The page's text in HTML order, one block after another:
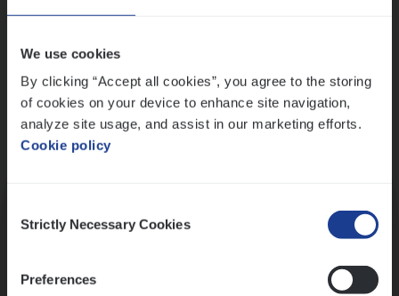
We use cookies
By clicking “Accept all cookies”, you agree to the storing
of cookies on your device to enhance site navigation,
analyze site usage, and assist in our marketing efforts.
Cookie policy
Selection
Strictly Necessary Cookies
Preferences